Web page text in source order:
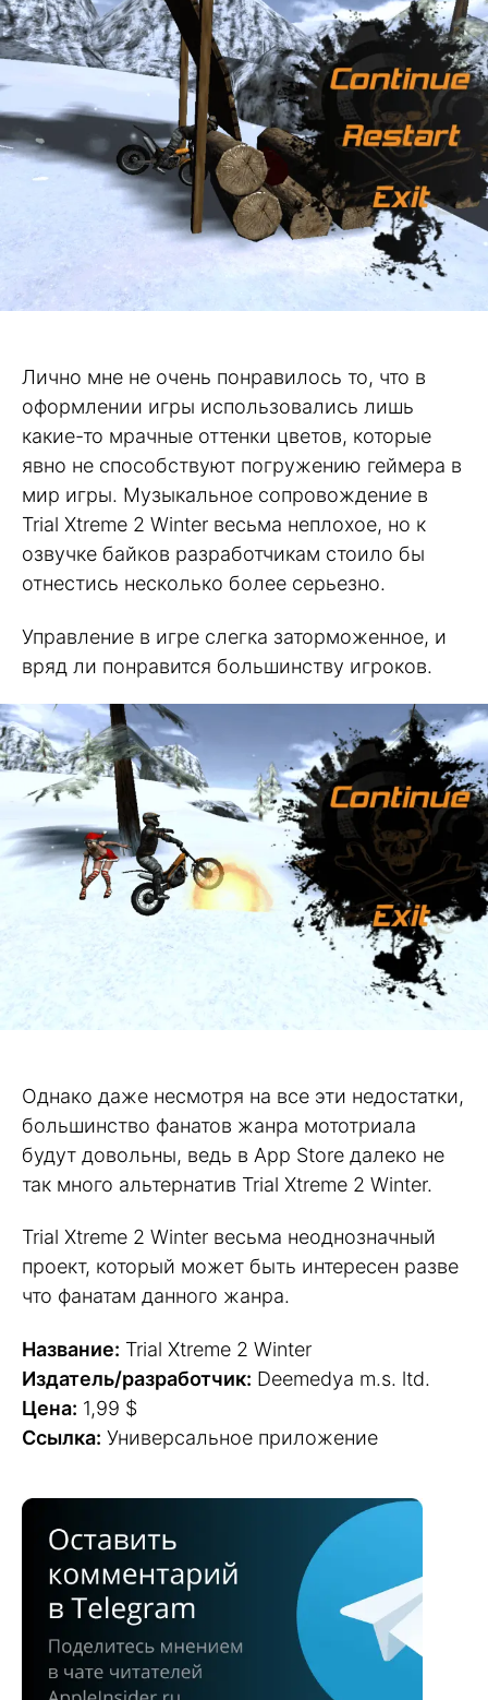
Лично мне не очень понравилось то, что в
оформлении игры использовались лишь
какие-то мрачные оттенки цветов, которые
явно не способствуют погружению геймера в
мир игры. Музыкальное сопровождение в
Trial Xtreme 2 Winter весьма неплохое, но к
озвучке байков разработчикам стоило бы
отнестись несколько более серьезно.
Управление в игре слегка заторможенное, и
вряд ли понравится большинству игроков.
Однако даже несмотря на все эти недостатки,
большинство фанатов жанра мототриала
будут довольны, ведь в App Store далеко не
так много альтернатив Trial Xtreme 2 Winter.
Trial Xtreme 2 Winter весьма неоднозначный
проект, который может быть интересен разве
что фанатам данного жанра.
Название: Trial Xtreme 2 Winter
Издатель/разработчик: Deemedya m.s. ltd.
Цена: 1,99 $
Ссылка: Универсальное приложение